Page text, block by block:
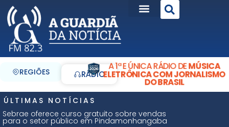
REGIÕES RÁDIO
A 1ª E ÚNICA RÁDIO DEMÚSICA
ELETRÔNICA COM JORNALISMO
DO BRASIL
ÚLTIMAS NOTÍCIAS
Sebrae oferece curso gratuito sobre vendas
para o setor público em Pindamonhangaba